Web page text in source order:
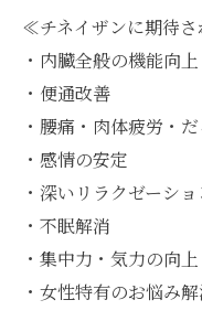
≪チネイザンに期待
・内臓全般の機能向上
・便通改善
・腰痛・肉体疲労・
・感情の安定
・深いリラクゼーショ
・不眠解消
・集中力・気力の向上
・女性特有のお悩み